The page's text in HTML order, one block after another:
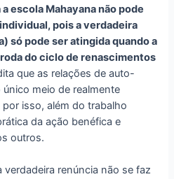
a escola Mahayana não pode
pois a verdadeira
só pode ser atingida quando a
do ciclo de renascimentos
que as relações de auto-
meio de realmente
isso, além do trabalho
da ação benéfica e
outros.
verdadeira renúncia não se faz